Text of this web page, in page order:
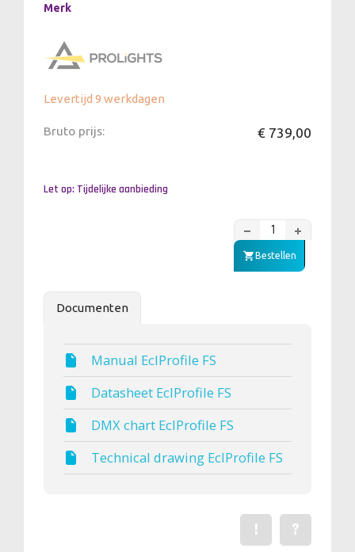
Merk
Levertijd 9 werkdagen
Bruto prijs: € 739,00
Let op: Tijdelijke aanbieding
Bestellen
Documenten
Manual EclProfile FS
Datasheet EclProfile FS
DMX chart EclProfile FS
Technical drawing EclProfile FS
Stel een
?
Een fout gevonden?
!